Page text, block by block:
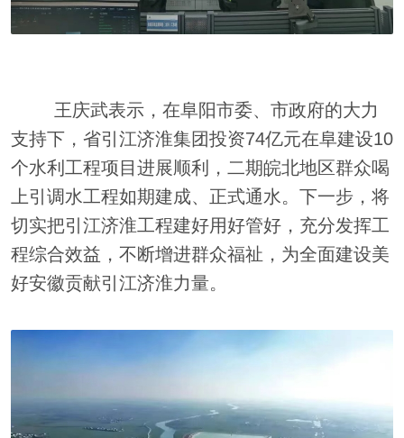
王庆武表示，在阜阳市委、市政府的大力
支持下，省引江济淮集团投资74亿元在阜建设10
个水利工程项目进展顺利，二期皖北地区群众喝
上引调水工程如期建成、正式通水。下一步，将
切实把引江济淮工程建好用好管好，充分发挥工
程综合效益，不断增进群众福祉，为全面建设美
好安徽贡献引江济淮力量。